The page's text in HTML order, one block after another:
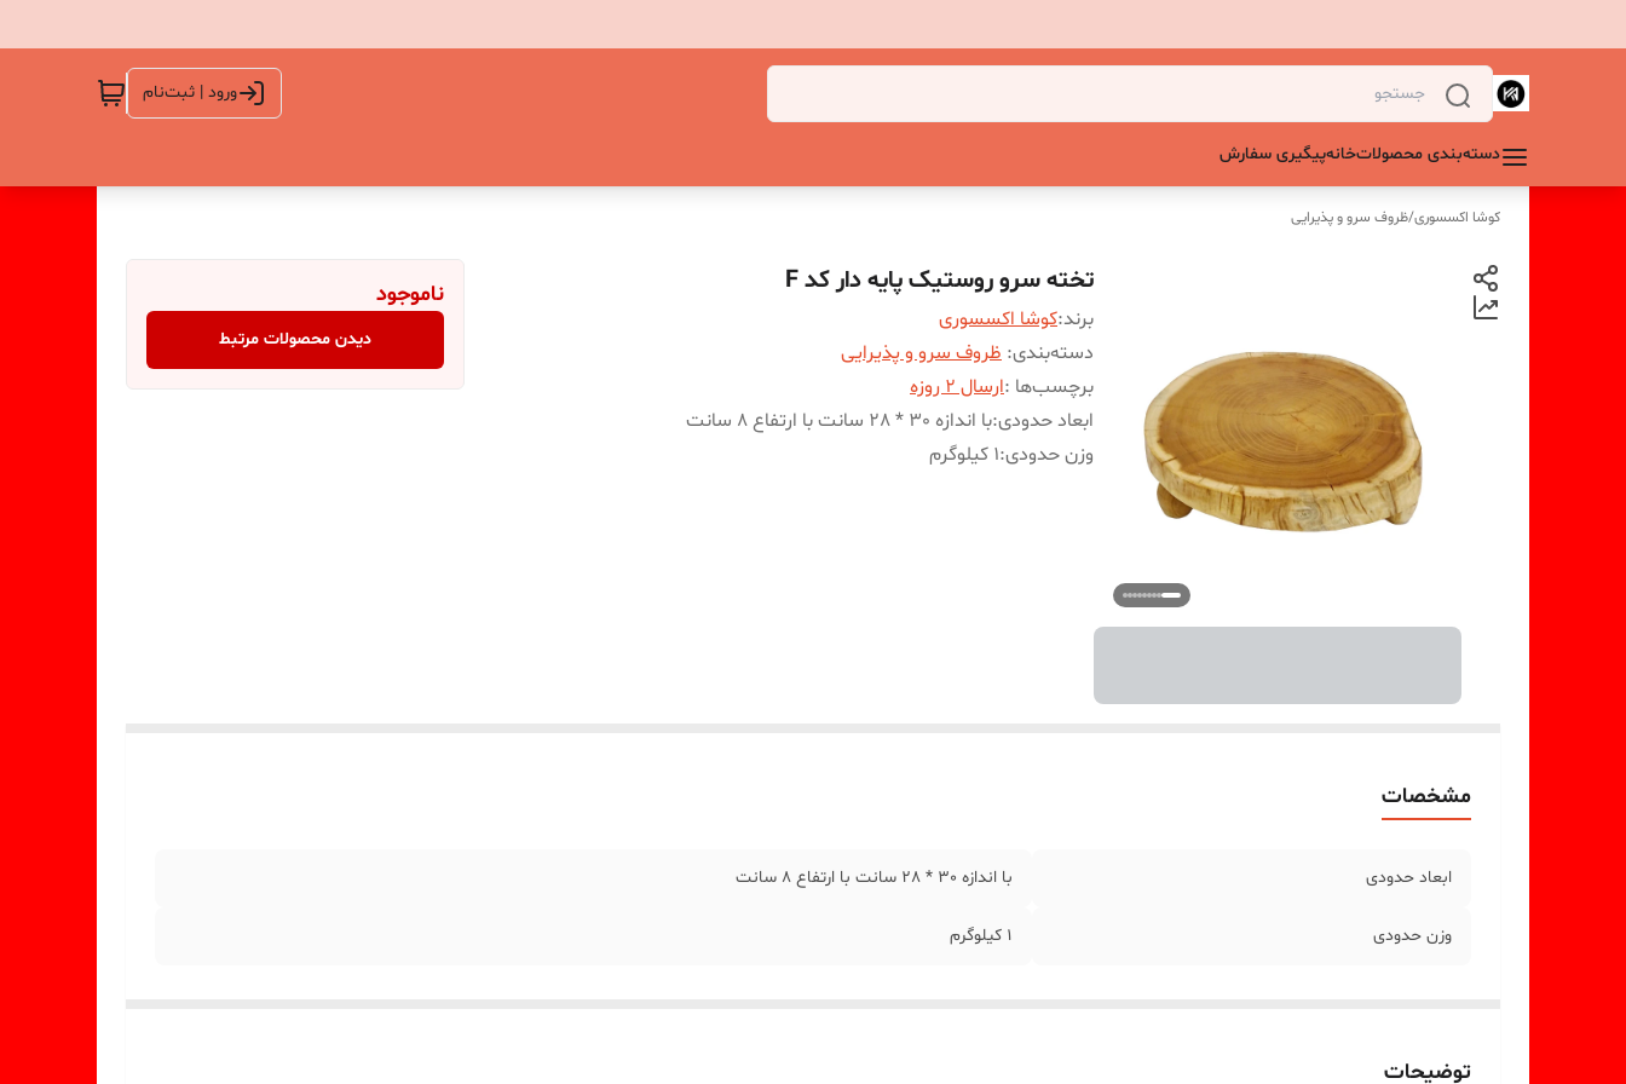
ورود | ثبت‌نام
دسته‌بندی محصولاتخانهپیگیری سفارش
کوشا اکسسوری/ظروف سرو و پذیرایی
تخته سرو روستیک پایه دار کد F
برند:کوشا اکسسوری
دسته‌بندی: ظروف سرو و پذیرایی
برچسب‌ها :ارسال 2 روزه
ابعاد حدودی:با اندازه 30 * 28 سانت با ارتفاع ۸ سانت
وزن حدودی:1 کیلوگرم
ناموجود
دیدن محصولات مرتبط
مشخصات
ابعاد حدودی با اندازه 30 * 28 سانت با ارتفاع ۸ سانت
وزن حدودی 1 کیلوگرم
توضیحات